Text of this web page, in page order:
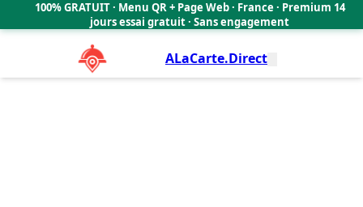
100% GRATUIT · Menu QR + Page Web · France · Premium 14
jours essai gratuit · Sans engagement
ALaCarte.Direct
Marjane Pizz's 4.3